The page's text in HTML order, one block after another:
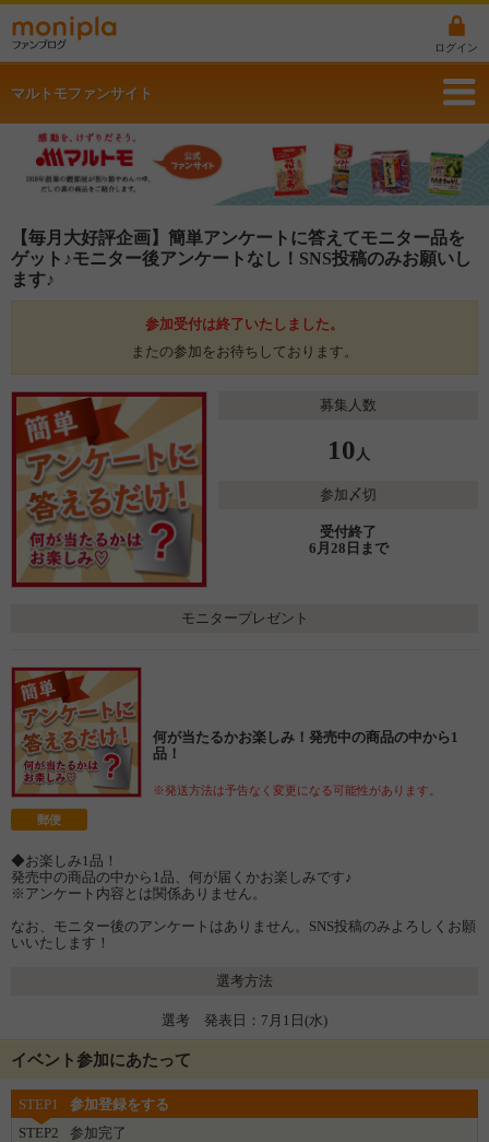
ログイン
マルトモファンサイト
【毎月大好評企画】簡単アンケートに答えてモニター品を
ゲット♪モニター後アンケートなし！SNS投稿のみお願いし
ます♪
参加受付は終了いたしました。
またの参加をお待ちしております。
募集人数
10 人
参加〆切
受付終了
6月28日まで
モニタープレゼント
何が当たるかお楽しみ！発売中の商品の中から1
品！
※発送方法は予告なく変更になる可能性があります。
郵便
◆お楽しみ1品！
発売中の商品の中から1品、何が届くかお楽しみです♪
※アンケート内容とは関係ありません。
なお、モニター後のアンケートはありません。SNS投稿のみよろしくお願
いいたします！
選考方法
選考 発表日：7月1日(水)
イベント参加にあたって
STEP1
参加登録をする
STEP2
参加完了